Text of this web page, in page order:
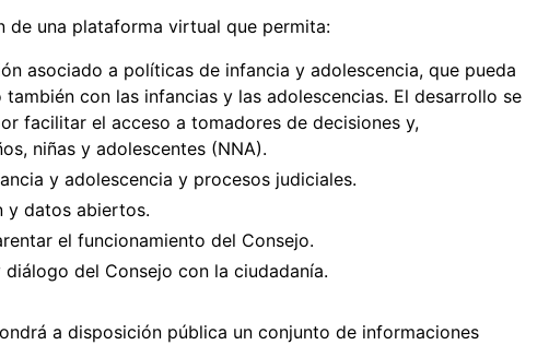
de una plataforma virtual que permita:
asociado a políticas de infancia y adolescencia, que pueda
con las infancias y las adolescencias. El desarrollo se
facilitar el acceso a tomadores de decisiones y,
niñas y adolescentes (NNA).
y adolescencia y procesos judiciales.
y datos abiertos.
el funcionamiento del Consejo.
del Consejo con la ciudadanía.
a disposición pública un conjunto de informaciones